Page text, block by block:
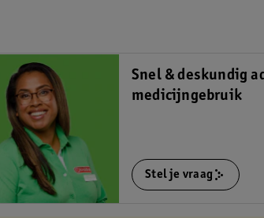
Snel & deskundig
medicijngebruik
Stel je vraag